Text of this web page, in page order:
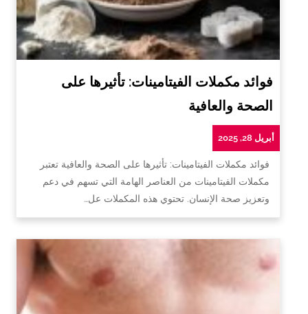
فوائد مكملات الفيتامينات: تأثيرها على
الصحة والعافية
أبريل 28, 2025
فوائد مكملات الفيتامينات: تأثيرها على الصحة والعافية تعتبر
مكملات الفيتامينات من العناصر الهامة التي تسهم في دعم
وتعزيز صحة الإنسان. تحتوي هذه المكملات عل…